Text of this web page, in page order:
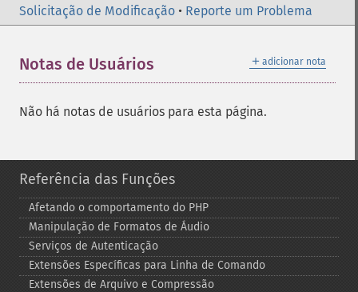
Solicitação de Modificação • Reporte um Problema
＋ adicionar nota
Notas de Usuários
Não há notas de usuários para esta página.
Referência das Funções
Afetando o comportamento do PHP
Manipulação de Formatos de Áudio
Serviços de Autenticação
Extensões Específicas para Linha de Comando
Extensões de Arquivo e Compressão